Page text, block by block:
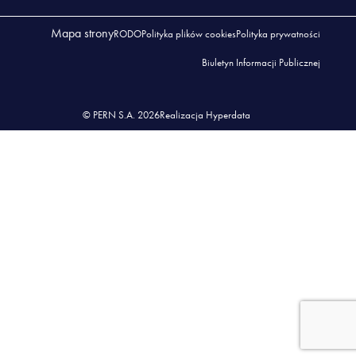
Mapa stronyRODOPolityka plików cookiesPolityka prywatności
Biuletyn Informacji Publicznej
© PERN S.A. 2026Realizacja Hyperdata